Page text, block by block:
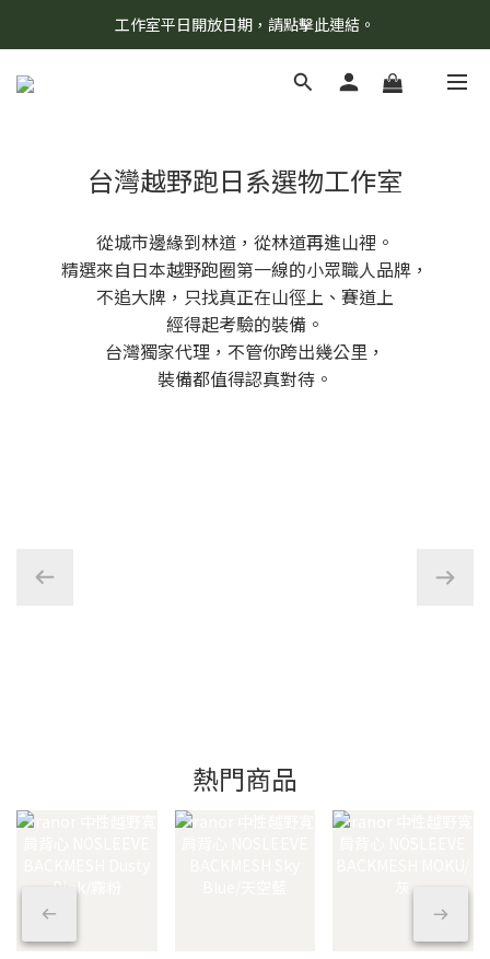
8/7 當天暫停開放工作室。請見諒！
工作室平日開放日期，請點擊此連結。
柯氏野生活推薦商品預購連結，請點此進入！
台灣越野跑日系選物工作室
從城市邊緣到林道，從林道再進山裡。
精選來自日本越野跑圈第一線的小眾職人品牌，
不追大牌，只找真正在山徑上、賽道上
經得起考驗的裝備。
台灣獨家代理，不管你跨出幾公里，
裝備都值得認真對待。
熱門商品